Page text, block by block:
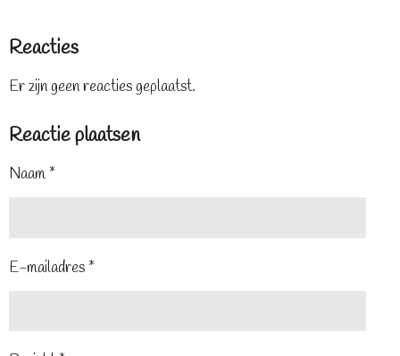
Reacties
Er zijn geen reacties geplaatst.
Reactie plaatsen
Naam *
E-mailadres *